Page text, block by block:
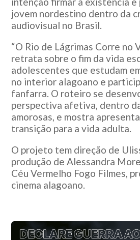
jovem nordestino dentro da
audiovisual no Brasil.
“O Rio de Lágrimas Corre no
retrata sobre o fim da vida
adolescentes que estudam
no interior alagoano e
fanfarra. O roteiro se
perspectiva afetiva, dentro
amorosas, e mostra
transição para a vida adulta.
O projeto tem direção de
produção de Alessandra
Céu Vermelho Fogo Filmes,
cinema alagoano.